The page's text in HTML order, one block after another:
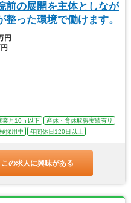
前の展開を主体としなが
った環境で働けます。
円
業月10ｈ以下
産休・育休取得実績有り
採用中 年間休日120日以上
この求人に興味がある